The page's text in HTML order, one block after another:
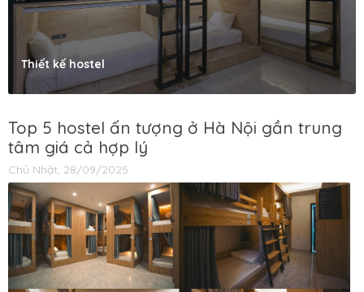
Thiết kế hostel
Top 5 hostel ấn tượng ở Hà Nội gần trung
tâm giá cả hợp lý
Chủ Nhật, 28/09/2025